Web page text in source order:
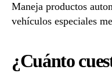
Maneja productos
vehículos especiales
¿Cuánto